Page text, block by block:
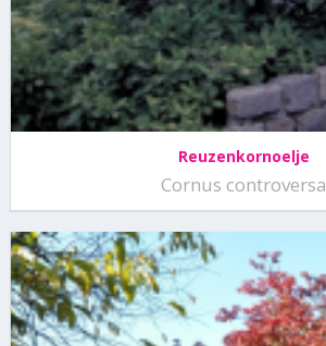
Reuzenkornoelje
Cornus controversa